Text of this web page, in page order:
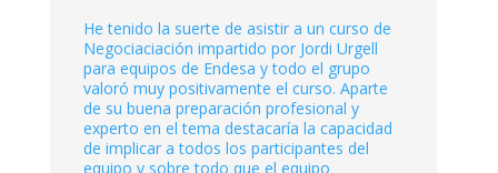
He tenido la suerte de asistir a un curso de
Negociaciación impartido por Jordi Urgell
para equipos de Endesa y todo el grupo
valoró muy positivamente el curso. Aparte
de su buena preparación profesional y
experto en el tema destacaría la capacidad
de implicar a todos los participantes del
equipo y sobre todo que el equipo